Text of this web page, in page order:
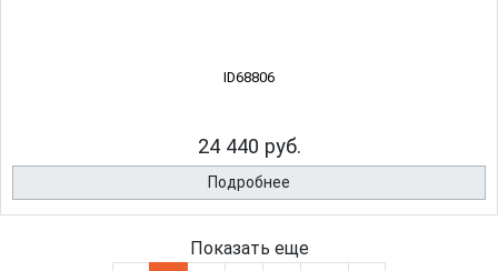
ID68806
24 440 руб.
Подробнее
Показать еще